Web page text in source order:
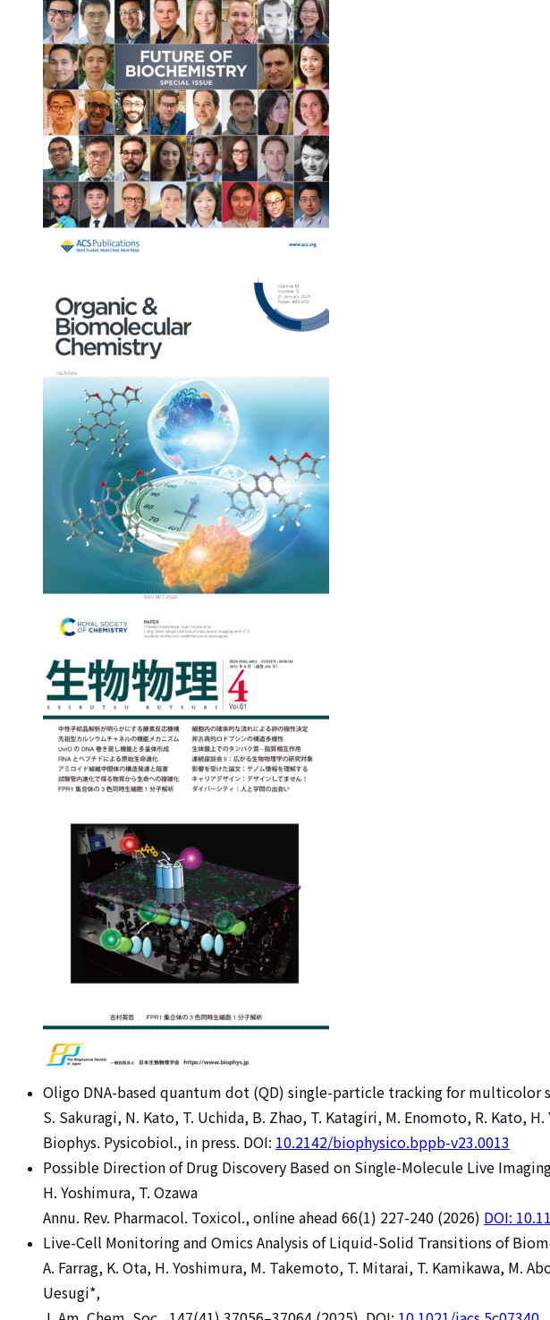
Oligo DNA-based quantum dot (QD) single-particle tracking for multicolor
S. Sakuragi, N. Kato, T. Uchida, B. Zhao, T. Katagiri, M. Enomoto, R. Kato,
Biophys. Pysicobiol., in press. DOI: 10.2142/biophysico.bppb-v23.0013
Possible Direction of Drug Discovery Based on Single-Molecule Live
H. Yoshimura, T. Ozawa
Annu. Rev. Pharmacol. Toxicol., online ahead 66(1) 227-240 (2026) DOI:
Live-Cell Monitoring and Omics Analysis of Liquid-Solid Transitions of
A. Farrag, K. Ota, H. Yoshimura, M. Takemoto, T. Mitarai, T. Kamikawa, M.
Uesugi*,